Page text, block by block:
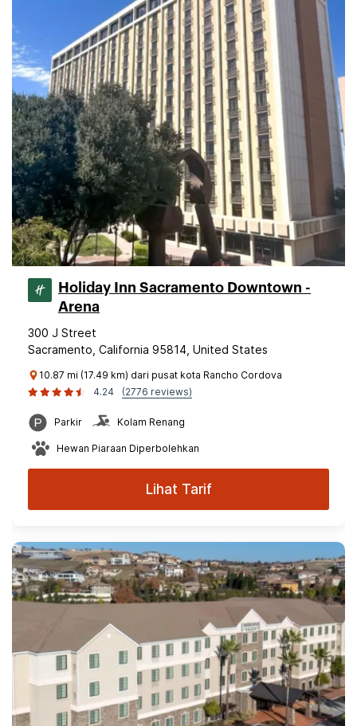
Holiday Inn Sacramento Downtown -
Arena
300 J Street
Sacramento, California 95814, United States
10.87 mi (17.49 km) dari pusat kota Rancho Cordova
4.24
(2776 reviews)
Parkir Kolam Renang
Hewan Piaraan Diperbolehkan
Lihat Tarif